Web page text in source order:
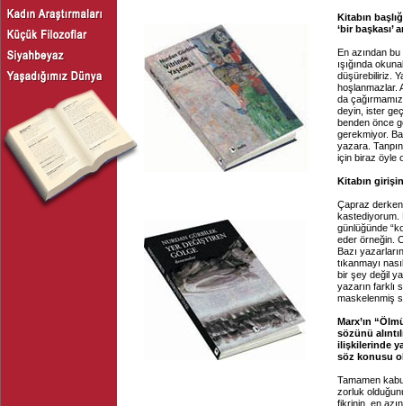
Kitabın
‘bir
En azından
ışığında
düşürebiliriz.
hoşlanmazlar.
da
deyin, ister
benden önce
gerekmiyor.
yazara.
için biraz öyle
Kitabın
Çapraz
kastediyorum.
günlüğünde
eder örneğin.
Bazı
tıkanmayı
bir şey değil
yazarın farklı
maskelenmiş
Marx’ın
sözünü
ilişkilerinde
söz konusu
Tamamen
zorluk
fikrinin, en